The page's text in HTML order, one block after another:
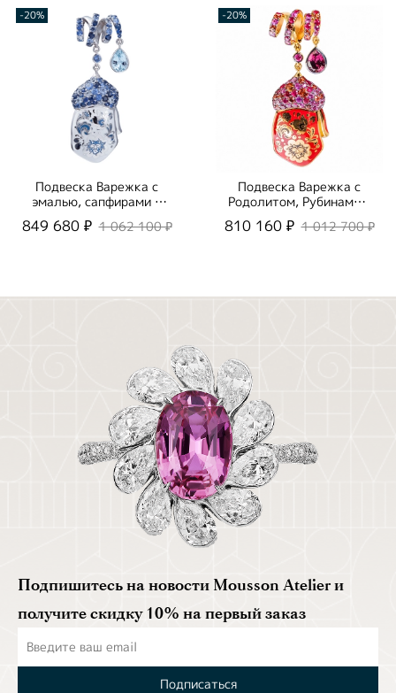
-20%
Подвеска Варежка с
эмалью, сапфирами и
топазом Swiss, Эмаль
P0096-0/16
849 680 ₽ 1 062 100 ₽
-20%
Подвеска Варежка с
Родолитом, Рубинами и
Цветными Сапфирами,
Эмаль P0096-0/11
810 160 ₽ 1 012 700 ₽
Подпишитесь на новости Mousson Atelier и
получите скидку 10% на первый заказ
Подписаться